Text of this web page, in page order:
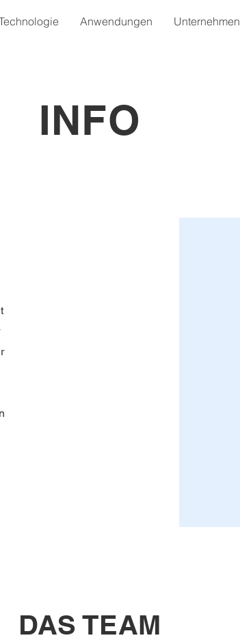
Anwendungen Unternehmen
INFO
DAS TEAM